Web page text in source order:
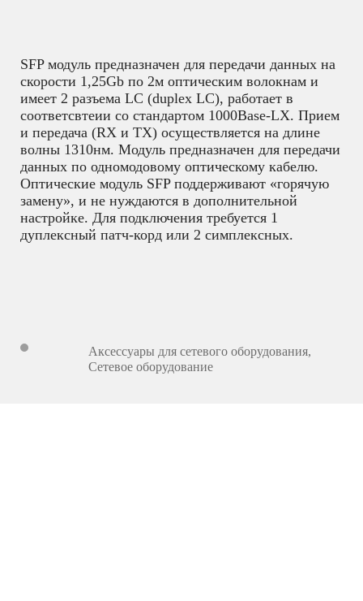
SFP модуль предназначен для передачи данных на
скорости 1,25Gb по 2м оптическим волокнам и
имеет 2 разъема LC (duplex LC), работает в
соответсвтеии со стандартом 1000Base-LX. Прием
и передача (RX и TX) осуществляется на длине
волны 1310нм. Модуль предназначен для передачи
данных по одномодовому оптическому кабелю.
Оптические модуль SFP поддерживают «горячую
замену», и не нуждаются в дополнительной
настройке. Для подключения требуется 1
дуплексный патч-корд или 2 симплексных.
Аксессуары для сетевого оборудования,
Сетевое оборудование